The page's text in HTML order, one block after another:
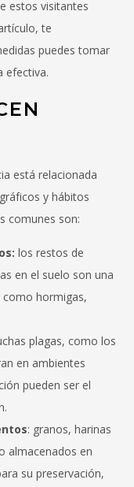
estos visitantes
te
puedes tomar
efectiva.
está relacionada
y hábitos
comunes son:
los restos de
en el suelo son una
hormigas,
plagas, como los
en ambientes
pueden ser el
: granos, harinas
almacenados en
su preservación,